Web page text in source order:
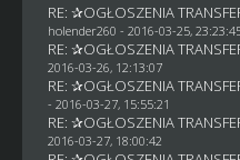
RE: ✰OGŁOSZENIA
holender260 - 2016-03-25,
RE: ✰OGŁOSZENIA
2016-03-26, 12:13:07
RE: ✰OGŁOSZENIA
- 2016-03-27, 15:55:21
RE: ✰OGŁOSZENIA
2016-03-27, 18:00:42